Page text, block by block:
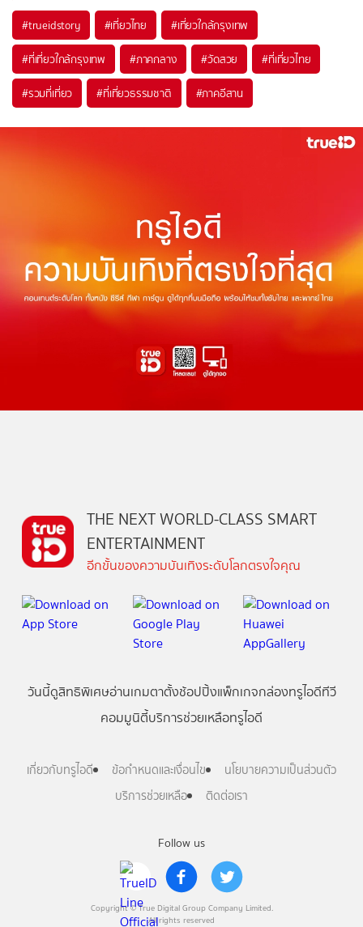
#trueidstory #เที่ยวไทย #เที่ยวใกล้กรุงเทพ
#ที่เที่ยวใกล้กรุงเทพ #ภาคกลาง #วัดสวย #ที่เที่ยวไทย
#รวมที่เที่ยว #ที่เที่ยวธรรมชาติ #ภาคอีสาน
Follow us
Copyright © True Digital Group Company Limited.
All rights reserved
THE NEXT WORLD-CLASS SMART
ENTERTAINMENT
อีกขั้นของความบันเทิงระดับโลกตรงใจคุณ
วันนี้ดูสิทธิพิเศษอ่านเกมตาตั้งช้อปปิ้งแพ็กเกจกล่องทรูไอดีทีวี
คอมมูนิตี้บริการช่วยเหลือทรูไอดี
เกี่ยวกับทรูไอดี ข้อกำหนดและเงื่อนไข
นโยบายความเป็นส่วนตัว
บริการช่วยเหลือ
ติดต่อเรา